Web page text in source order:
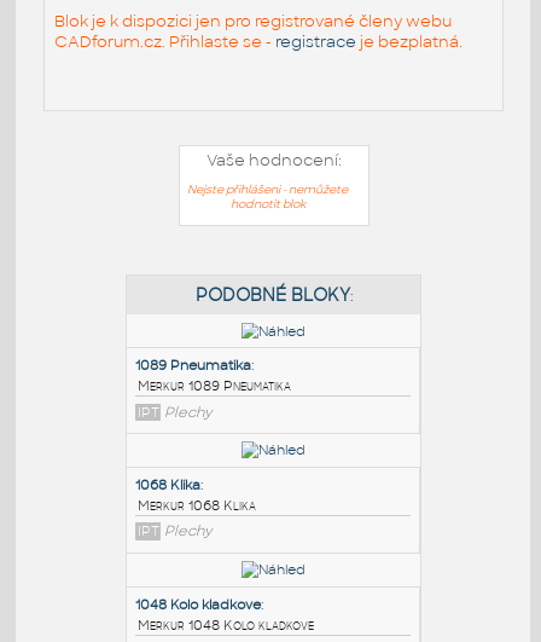
Blok je k dispozici jen pro registrované členy webu
CADforum.cz. Přihlaste se - registrace je bezplatná.
Vaše hodnocení:
Nejste přihlášeni - nemůžete
hodnotit blok
1089 Pneumatika:
Merkur 1089 Pneumatika
IPT Plechy